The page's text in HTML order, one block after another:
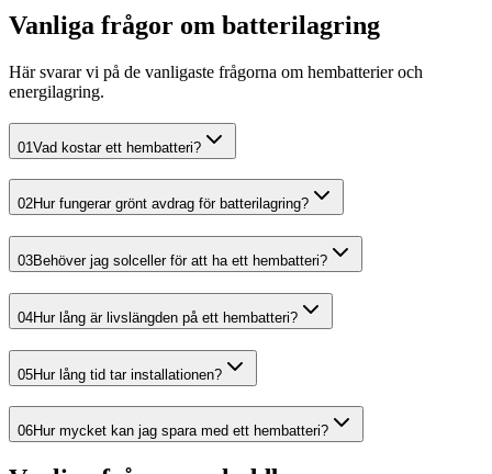
Vanliga frågor om batterilagring
Här svarar vi på de vanligaste frågorna om hembatterier och
energilagring.
01Vad kostar ett hembatteri?
02Hur fungerar grönt avdrag för batterilagring?
03Behöver jag solceller för att ha ett hembatteri?
04Hur lång är livslängden på ett hembatteri?
05Hur lång tid tar installationen?
06Hur mycket kan jag spara med ett hembatteri?